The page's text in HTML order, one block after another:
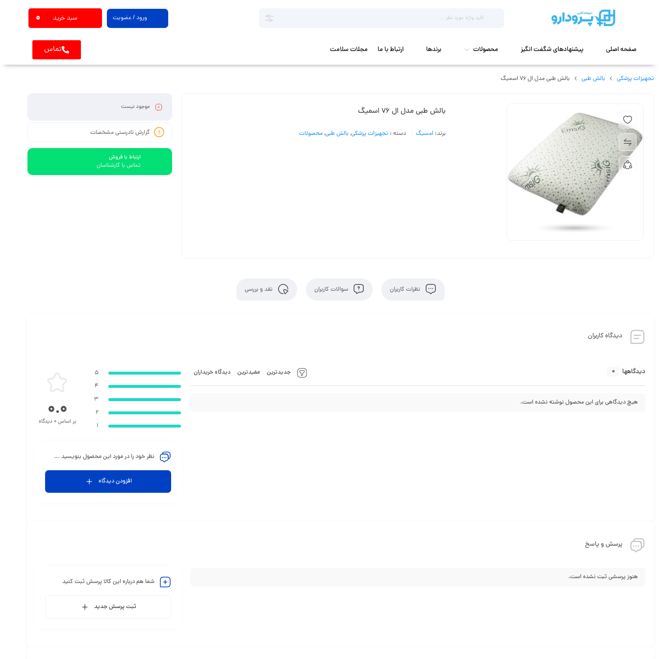
ورود / عضویت سبد خرید 0
صفحه اصلی پیشنهادهای شگفت انگیز محصولات برندها ارتباط با ما مجلات سلامت تماس
تجهیزات پزشکی بالش طبی بالش طبی مدل ال 76 اسمیگ
بالش طبی مدل ال 76 اسمیگ
برند: امسیگ دسته : تجهیزات پزشکی, بالش طبی,محصولات
موجود نیست
گزارش نادرستی مشخصات
ارتباط با فروش
تماس با کارشناسان
نظرات کاربران سوالات کاربران نقد و بررسی
دیدگاه کاربران
دیدگاهها 0 جدیدترین مفیدترین دیدگاه خریداران
هیچ دیدگاهی برای این محصول نوشته نشده است.
5
4
3
2
1
0.0
بر اساس 0 دیدگاه
نظر خود را در مورد این محصول بنویسید ...
افزودن دیدگاه
پرسش و پاسخ
هنوز پرسشی ثبت نشده است.
شما هم درباره این کالا پرسش ثبت کنید
ثبت پرسش جدید